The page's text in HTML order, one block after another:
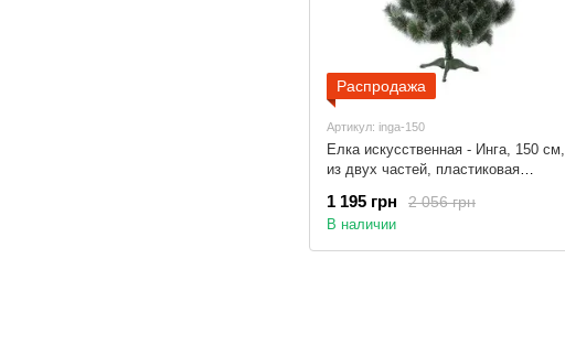
Распродажа
Артикул: inga-150
Елка искусственная - Инга, 150 см,
из двух частей, пластиковая
леска (ИМ-150)2 056 грн
1 195 грн
В наличии